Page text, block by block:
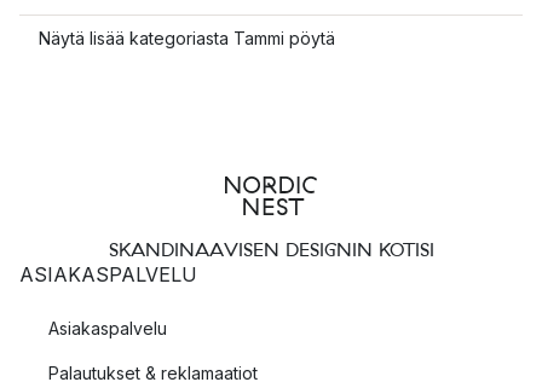
Näytä lisää kategoriasta Tammi pöytä
SKANDINAAVISEN DESIGNIN KOTISI
ASIAKASPALVELU
Asiakaspalvelu
Palautukset & reklamaatiot